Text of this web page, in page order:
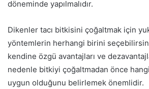
döneminde yapılmalıdır.
Dikenler tacı bitkisini çoğaltmak için
yöntemlerin herhangi birini
kendine özgü avantajları ve
nedenle bitkiyi çoğaltmadan önce
uygun olduğunu belirlemek önemlidir.